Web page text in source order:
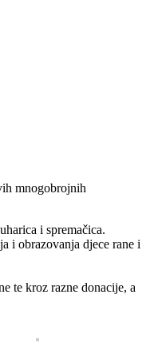
mnogobrojnih
i spremačica.
i obrazovanja djece rane i
te kroz razne donacije, a